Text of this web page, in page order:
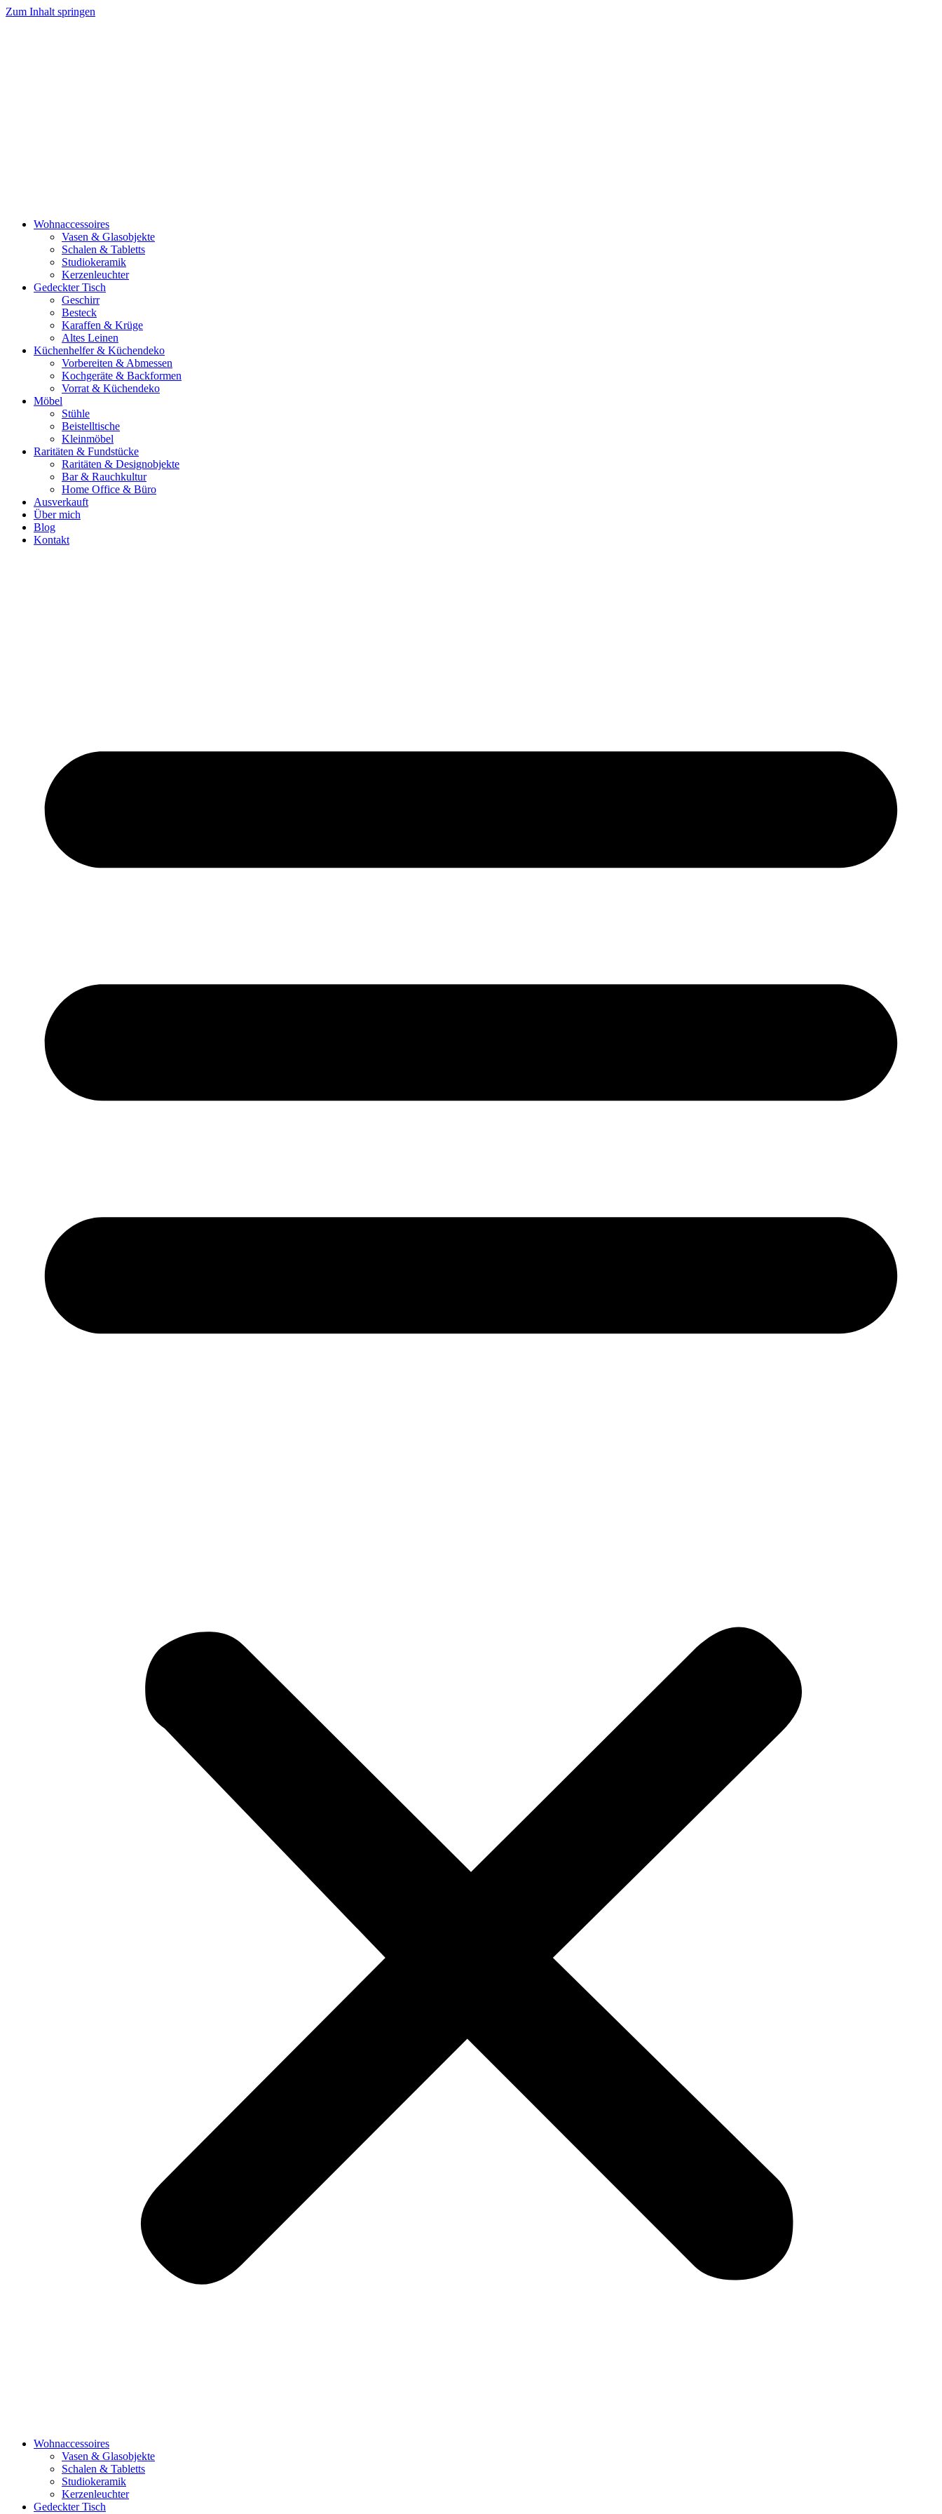
Zum Inhalt springen
Wohnaccessoires
Vasen & Glasobjekte
Schalen & Tabletts
Studiokeramik
Kerzenleuchter
Gedeckter Tisch
Geschirr
Besteck
Karaffen & Krüge
Altes Leinen
Küchenhelfer & Küchendeko
Vorbereiten & Abmessen
Kochgeräte & Backformen
Vorrat & Küchendeko
Möbel
Stühle
Beistelltische
Kleinmöbel
Raritäten & Fundstücke
Raritäten & Designobjekte
Bar & Rauchkultur
Home Office & Büro
Ausverkauft
Über mich
Blog
Kontakt
Wohnaccessoires
Vasen & Glasobjekte
Schalen & Tabletts
Studiokeramik
Kerzenleuchter
Gedeckter Tisch